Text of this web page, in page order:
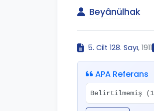
Beyânülhak
5. Cilt 128. Sayı, 1911
APA Referans
Belirtilmemiş